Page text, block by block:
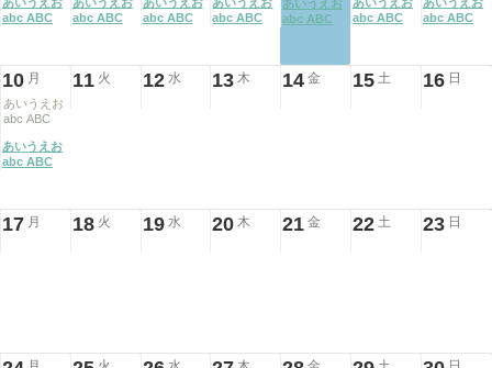
abc ABC
abc ABC
abc ABC
abc ABC
あいうえお
abc ABC
abc ABC
abc ABC
10 月
あいうえお
abc ABC
あいうえお
abc ABC
11 火 12 水 13 木 14 金 15 土 16 日
17 月 18 火 19 水 20 木 21 金 22 土 23 日